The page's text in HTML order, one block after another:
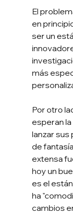
El
en
ser un
más
Por otro
esperan
lanzar
de
extensa
hoy un
es el
ha
cambios